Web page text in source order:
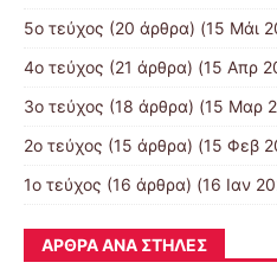
5ο τεύχος (20 άρθρα) (15 Μάι
4ο τεύχος (21 άρθρα) (15 Απρ
3ο τεύχος (18 άρθρα) (15 Μαρ
2ο τεύχος (15 άρθρα) (15 Φεβ
1ο τεύχος (16 άρθρα) (16 Ιαν
ΆΡΘΡΑ ΑΝΆ ΣΤΉΛΕΣ